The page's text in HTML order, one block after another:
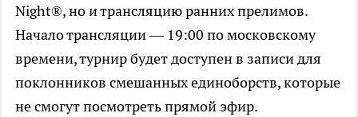
Night®, но и трансляцию ранних прелимов.
Начало трансляции — 19:00 по московскому
времени, турнир будет доступен в записи для
поклонников смешанных единоборств, которые
не смогут посмотреть прямой эфир.